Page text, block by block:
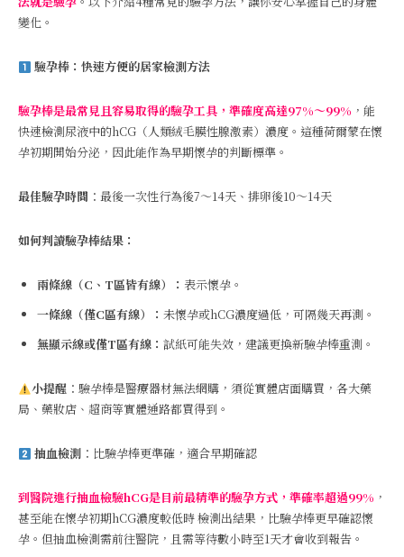
變化。
驗孕棒：快速方便的居家檢測方法
驗孕棒是最常見且容易取得的驗孕工具，準確度高達97%～99% ，能
快速檢測尿液中的hCG（人類絨毛膜性腺激素）濃度。這種荷爾蒙在懷
孕初期開始分泌，因此能作為早期懷孕的判斷標準。
最佳驗孕時間 ：最後一次性行為後7～14天、排卵後10～14天
如何判讀驗孕棒結果：
兩條線（C、T區皆有線）： 表示懷孕。
一條線（僅C區有線）： 未懷孕或hCG濃度過低，可隔幾天再測。
無顯示線或僅T區有線： 試紙可能失效，建議更換新驗孕棒重測。
小提醒：驗孕棒是醫療器材無法網購，須從實體店面購買，各大藥
局、藥妝店、超商等實體通路都買得到。
抽血檢測：比驗孕棒更準確，適合早期確認
到醫院進行抽血檢驗hCG是目前最精準的驗孕方式，準確率超過99% ，
甚至能在懷孕初期hCG濃度較低時 檢測出結果，比驗孕棒更早確認懷
孕。但抽血檢測需前往醫院，且需等待數小時至1天才會收到報告。